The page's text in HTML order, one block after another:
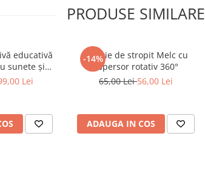
exterior
PRODUSE SIMILARE
educativă
sunete și
Lei
-14%
Jucărie de stropit Melc cu
aspersor rotativ 360°
65,00 Lei56,00 Lei
ADAUGA IN COS